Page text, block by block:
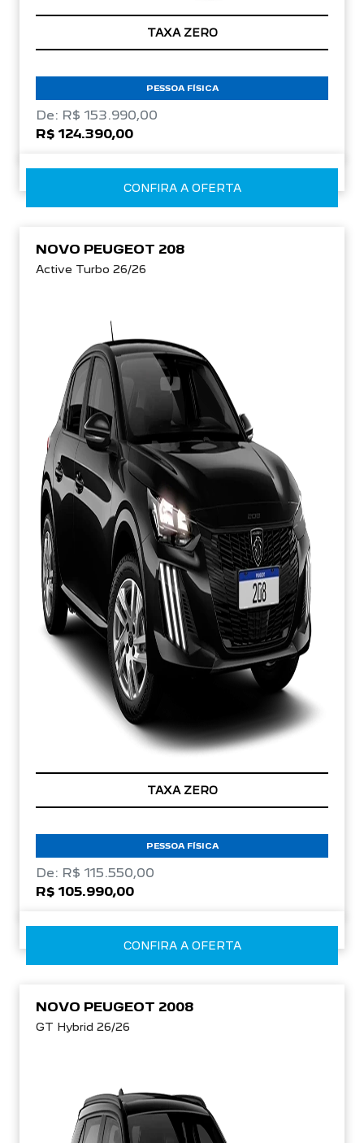
TAXA ZERO
PESSOA FÍSICA
De: R$ 153.990,00
R$ 124.390,00
CONFIRA A OFERTA
NOVO PEUGEOT 208
Active Turbo 26/26
TAXA ZERO
PESSOA FÍSICA
De: R$ 115.550,00
R$ 105.990,00
CONFIRA A OFERTA
NOVO PEUGEOT 2008
GT Hybrid 26/26